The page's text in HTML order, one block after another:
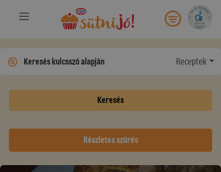
Receptek
Keresés
Részletes szűrés